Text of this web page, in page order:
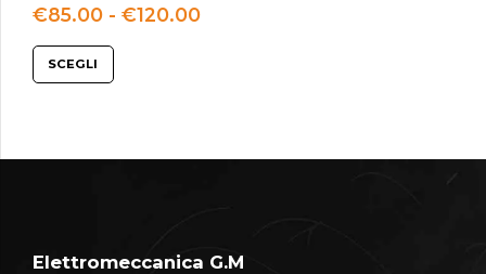
€85.00 - €120.00Fascia
SCEGLI
Elettromeccanica G.M